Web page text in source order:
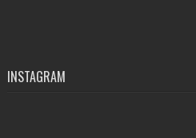
INSTAGRAM